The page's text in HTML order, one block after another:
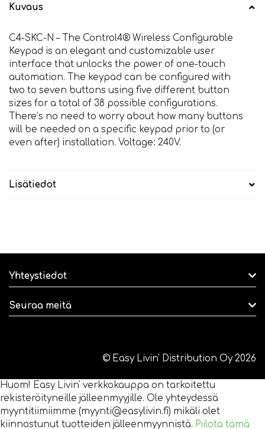
Kuvaus
C4-SKC-N – The Control4® Wireless Configurable
Keypad is an elegant and customizable user
interface that unlocks the power of one-touch
automation. The keypad can be configured with
two to seven buttons using five different button
sizes for a total of 38 possible configurations.
There’s no need to worry about how many buttons
will be needed on a specific keypad prior to (or
even after) installation. Voltage: 240V.
Lisätiedot
Yhteystiedot
Seuraa meitä
© Easy Livin' Distribution Oy 2026
Huom! Easy Livin' verkkokauppa on tarkoitettu
rekisteröityneille jälleenmyyjille. Ole yhteydessä
myyntitiimiimme (myynti@easylivin.fi) mikäli olet
kiinnostunut tuotteiden jälleenmyynnistä. Piilota tämä